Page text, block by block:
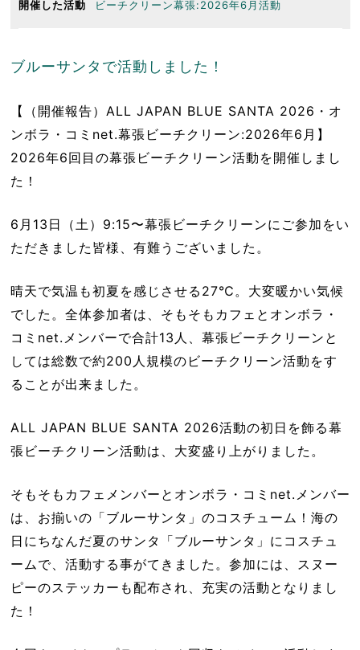
開催した活動 ビーチクリーン幕張:2026年6月活動
ブルーサンタで活動しました！
【（開催報告）ALL JAPAN BLUE SANTA 2026・オ
ンボラ・コミnet.幕張ビーチクリーン:2026年6月】
2026年6回目の幕張ビーチクリーン活動を開催しまし
た！
6月13日（土）9:15〜幕張ビーチクリーンにご参加をい
ただきました皆様、有難うございました。
晴天で気温も初夏を感じさせる27℃。大変暖かい気候
でした。全体参加者は、そもそもカフェとオンボラ・
コミnet.メンバーで合計13人、幕張ビーチクリーンと
しては総数で約200人規模のビーチクリーン活動をす
ることが出来ました。
ALL JAPAN BLUE SANTA 2026活動の初日を飾る幕
張ビーチクリーン活動は、大変盛り上がりました。
そもそもカフェメンバーとオンボラ・コミnet.メンバー
は、お揃いの「ブルーサンタ」のコスチューム！海の
日にちなんだ夏のサンタ「ブルーサンタ」にコスチュ
ームで、活動する事がてきました。参加には、スヌー
ピーのステッカーも配布され、充実の活動となりまし
た！